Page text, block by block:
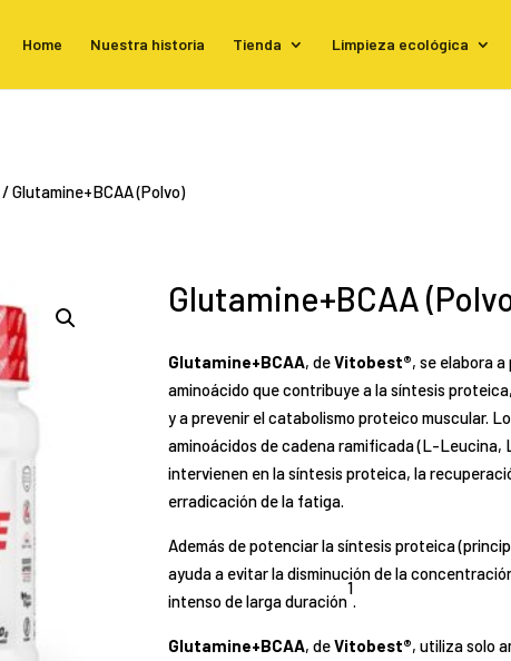
Home Nuestra historia Tienda Limpieza ecológica
/ Glutamine+BCAA (Polvo)
Glutamine+BCAA
Glutamine+BCAA, deVitobest®, se elabora
aminoácido que contribuye a la síntesis
y a prevenir el catabolismo proteico muscular.
aminoácidos de cadena ramificada (L-Leucina,
intervienen en la síntesis proteica, la
erradicación de la fatiga.
Además de potenciar la síntesis proteica
ayuda a evitar la disminución de la
intenso de larga duración
1
.
Glutamine+BCAA, deVitobest®, utiliza solo